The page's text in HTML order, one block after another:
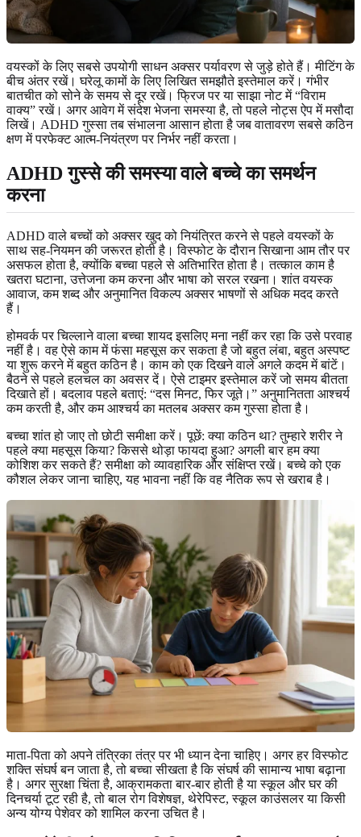
वयस्कों के लिए सबसे उपयोगी साधन अक्सर पर्यावरण से जुड़े होते हैं। मीटिंग के
बीच अंतर रखें। घरेलू कामों के लिए लिखित समझौते इस्तेमाल करें। गंभीर
बातचीत को सोने के समय से दूर रखें। फ्रिज पर या साझा नोट में “विराम
वाक्य” रखें। अगर आवेग में संदेश भेजना समस्या है, तो पहले नोट्स ऐप में मसौदा
लिखें। ADHD गुस्सा तब संभालना आसान होता है जब वातावरण सबसे कठिन
क्षण में परफेक्ट आत्म-नियंत्रण पर निर्भर नहीं करता।
ADHD गुस्से की समस्या वाले बच्चे का समर्थन
करना
ADHD वाले बच्चों को अक्सर खुद को नियंत्रित करने से पहले वयस्कों के
साथ सह-नियमन की जरूरत होती है। विस्फोट के दौरान सिखाना आम तौर पर
असफल होता है, क्योंकि बच्चा पहले से अतिभारित होता है। तत्काल काम है
खतरा घटाना, उत्तेजना कम करना और भाषा को सरल रखना। शांत वयस्क
आवाज, कम शब्द और अनुमानित विकल्प अक्सर भाषणों से अधिक मदद करते
हैं।
होमवर्क पर चिल्लाने वाला बच्चा शायद इसलिए मना नहीं कर रहा कि उसे परवाह
नहीं है। वह ऐसे काम में फंसा महसूस कर सकता है जो बहुत लंबा, बहुत अस्पष्ट
या शुरू करने में बहुत कठिन है। काम को एक दिखने वाले अगले कदम में बांटें।
बैठने से पहले हलचल का अवसर दें। ऐसे टाइमर इस्तेमाल करें जो समय बीतता
दिखाते हों। बदलाव पहले बताएं: “दस मिनट, फिर जूते।” अनुमानितता आश्चर्य
कम करती है, और कम आश्चर्य का मतलब अक्सर कम गुस्सा होता है।
बच्चा शांत हो जाए तो छोटी समीक्षा करें। पूछें: क्या कठिन था? तुम्हारे शरीर ने
पहले क्या महसूस किया? किससे थोड़ा फायदा हुआ? अगली बार हम क्या
कोशिश कर सकते हैं? समीक्षा को व्यावहारिक और संक्षिप्त रखें। बच्चे को एक
कौशल लेकर जाना चाहिए, यह भावना नहीं कि वह नैतिक रूप से खराब है।
माता-पिता को अपने तंत्रिका तंत्र पर भी ध्यान देना चाहिए। अगर हर विस्फोट
शक्ति संघर्ष बन जाता है, तो बच्चा सीखता है कि संघर्ष की सामान्य भाषा बढ़ाना
है। अगर सुरक्षा चिंता है, आक्रामकता बार-बार होती है या स्कूल और घर की
दिनचर्या टूट रही है, तो बाल रोग विशेषज्ञ, थेरेपिस्ट, स्कूल काउंसलर या किसी
अन्य योग्य पेशेवर को शामिल करना उचित है।